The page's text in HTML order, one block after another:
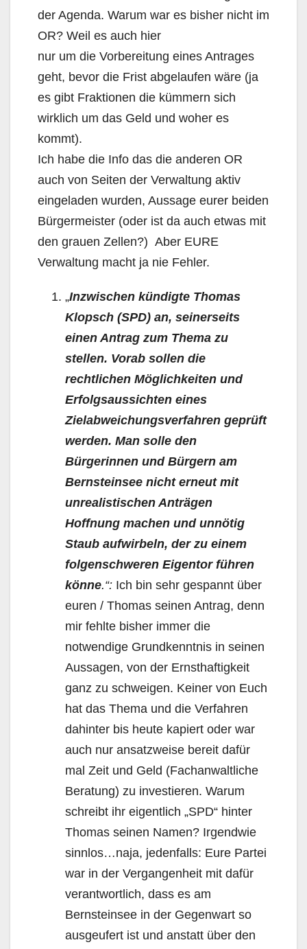
der Agenda. Warum war es bisher nicht im
OR? Weil es auch hier
nur um die Vorbereitung eines Antrages
geht, bevor die Frist abgelaufen wäre (ja
es gibt Fraktionen die kümmern sich
wirklich um das Geld und woher es
kommt).
Ich habe die Info das die anderen OR
auch von Seiten der Verwaltung aktiv
eingeladen wurden, Aussage eurer beiden
Bürgermeister (oder ist da auch etwas mit
den grauen Zellen?) Aber EURE
Verwaltung macht ja nie Fehler.
„Inzwischen kündigte Thomas
Klopsch (SPD) an, seinerseits
einen Antrag zum Thema zu
stellen. Vorab sollen die
rechtlichen Möglichkeiten und
Erfolgsaussichten eines
Zielabweichungsverfahren geprüft
werden. Man solle den
Bürgerinnen und Bürgern am
Bernsteinsee nicht erneut mit
unrealistischen Anträgen
Hoffnung machen und unnötig
Staub aufwirbeln, der zu einem
folgenschweren Eigentor führen
könne.“: Ich bin sehr gespannt über
euren / Thomas seinen Antrag, denn
mir fehlte bisher immer die
notwendige Grundkenntnis in seinen
Aussagen, von der Ernsthaftigkeit
ganz zu schweigen. Keiner von Euch
hat das Thema und die Verfahren
dahinter bis heute kapiert oder war
auch nur ansatzweise bereit dafür
mal Zeit und Geld (Fachanwaltliche
Beratung) zu investieren. Warum
schreibt ihr eigentlich „SPD“ hinter
Thomas seinen Namen? Irgendwie
sinnlos…naja, jedenfalls: Eure Partei
war in der Vergangenheit mit dafür
verantwortlich, dass es am
Bernsteinsee in der Gegenwart so
ausgeufert ist und anstatt über den